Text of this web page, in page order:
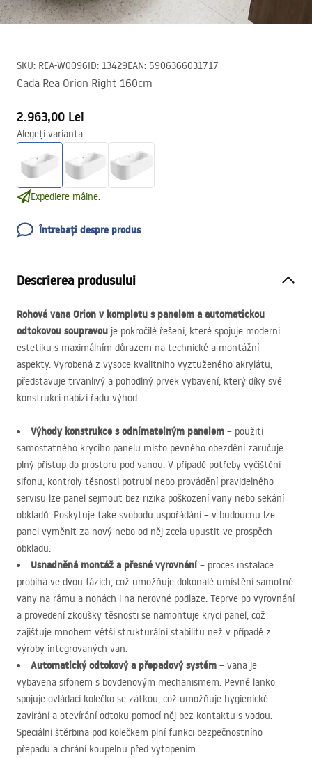
SKU: REA-W0096ID: 13429EAN: 5906366031717
Cada Rea Orion Right 160cm
2.963,00 Lei
Alegeți varianta
Expediere mâine.
Întrebați despre produs
Descrierea produsului
Rohová vana Orion v kompletu s panelem a automatickou
odtokovou soupravou je pokročilé řešení, které spojuje moderní
estetiku s maximálním důrazem na technické a montážní
aspekty. Vyrobená z vysoce kvalitního vyztuženého akrylátu,
představuje trvanlivý a pohodlný prvek vybavení, který díky své
konstrukci nabízí řadu výhod.
Výhody konstrukce s odnímatelným panelem – použití
samostatného krycího panelu místo pevného obezdění zaručuje
plný přístup do prostoru pod vanou. V případě potřeby vyčištění
sifonu, kontroly těsnosti potrubí nebo provádění pravidelného
servisu lze panel sejmout bez rizika poškození vany nebo sekání
obkladů. Poskytuje také svobodu uspořádání – v budoucnu lze
panel vyměnit za nový nebo od něj zcela upustit ve prospěch
obkladu.
Usnadněná montáž a přesné vyrovnání – proces instalace
probíhá ve dvou fázích, což umožňuje dokonalé umístění samotné
vany na rámu a nohách i na nerovné podlaze. Teprve po vyrovnání
a provedení zkoušky těsnosti se namontuje krycí panel, což
zajišťuje mnohem větší strukturální stabilitu než v případě z
výroby integrovaných van.
Automatický odtokový a přepadový systém – vana je
vybavena sifonem s bovdenovým mechanismem. Pevné lanko
spojuje ovládací kolečko se zátkou, což umožňuje hygienické
zavírání a otevírání odtoku pomocí něj bez kontaktu s vodou.
Speciální štěrbina pod kolečkem plní funkci bezpečnostního
přepadu a chrání koupelnu před vytopením.